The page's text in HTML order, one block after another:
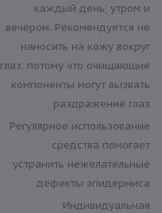
каждый день, утром и
вечером. Рекомендуется не
наносить на кожу вокруг
глаз, потому что очищающие
компоненты могут вызвать
раздражение глаз
Регулярное использование
средства помогает
устранить нежелательные
дефекты эпидермиса
Индивидуальная